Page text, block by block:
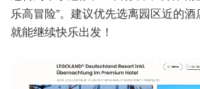
乐高冒险”。建议优先选离园区近的
就能继续快乐出发！